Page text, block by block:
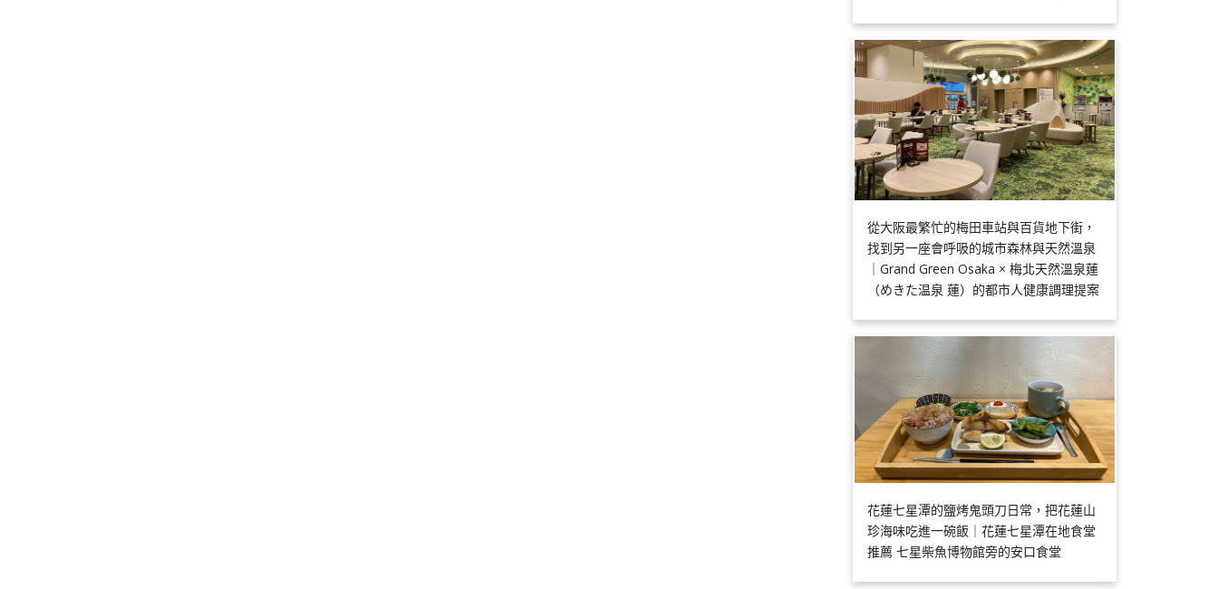
從大阪最繁忙的梅田車站與百貨地下街，
找到另一座會呼吸的城市森林與天然溫泉
｜Grand Green Osaka × 梅北天然溫泉蓮
（めきた温泉 蓮）的都市人健康調理提案
花蓮七星潭的鹽烤鬼頭刀日常，把花蓮山
珍海味吃進一碗飯｜花蓮七星潭在地食堂
推薦 七星柴魚博物館旁的安口食堂